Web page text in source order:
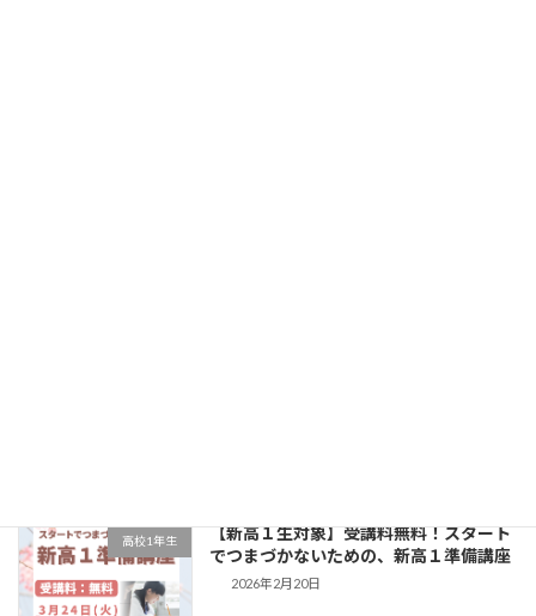
高校1年生
【新高１生対象】受講料無料！スタート
でつまづかないための、新高１準備講座
2026年2月20日